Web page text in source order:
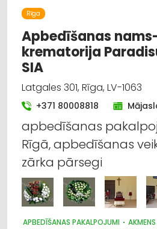
Rīga
Apbedīšanas
krematorija
SIA
Latgales 301, Rīga, LV-1063
+371 80008818
apbedīšanas
Rīgā, apbedīšanas
zārka pārsegi
APBEDĪŠANAS PAKALPOJUMI